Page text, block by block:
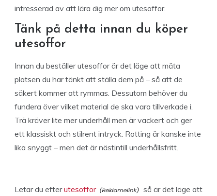
intresserad av att lära dig mer om utesoffor.
Tänk på detta innan du köper
utesoffor
Innan du beställer utesoffor är det läge att mäta
platsen du har tänkt att ställa dem på – så att de
säkert kommer att rymmas. Dessutom behöver du
fundera över vilket material de ska vara tillverkade i.
Trä kräver lite mer underhåll men är vackert och ger
ett klassiskt och stilrent intryck. Rotting är kanske inte
lika snyggt – men det är nästintill underhållsfritt.
Letar du efterutesoffor
så är det läge att